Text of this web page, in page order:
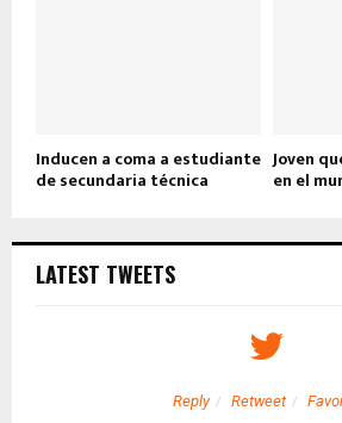
Inducen a coma a estudiante
de secundaria técnica
Joven
en el
LATEST TWEETS
Reply Retweet